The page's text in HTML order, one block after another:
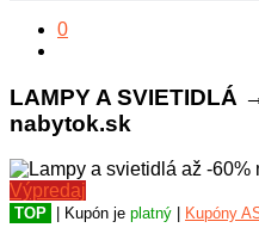
0
LAMPY A SVIETIDLÁ
nabytok.sk
Výpredaj
TOP | Kupón je platný Kupóny